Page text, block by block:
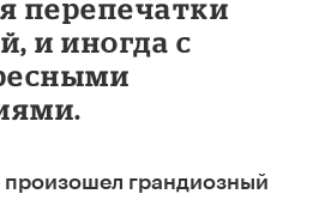
перепечатки
и иногда с
грандиозный